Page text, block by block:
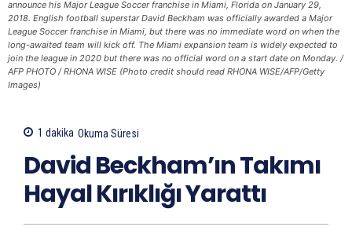
announce his Major League Soccer franchise in Miami, Florida on January 29,
2018. English football superstar David Beckham was officially awarded a Major
League Soccer franchise in Miami, but there was no immediate word on when the
long-awaited team will kick off. The Miami expansion team is widely expected to
join the league in 2020 but there was no official word on a start date on Monday. /
AFP PHOTO / RHONA WISE (Photo credit should read RHONA WISE/AFP/Getty
Images)
1 dakika Okuma Süresi
David Beckham’ın Takımı
Hayal Kırıklığı Yarattı